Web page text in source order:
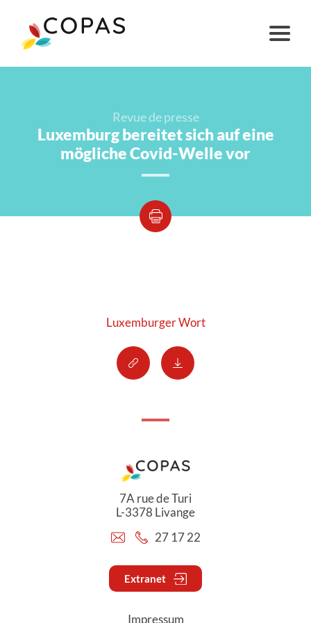
Revue de presse
Luxemburg bereitet sich auf eine
mögliche Covid-Welle vor
Luxemburger Wort
7A rue de Turi
L-3378 Livange
27 17 22
Extranet
Impressum